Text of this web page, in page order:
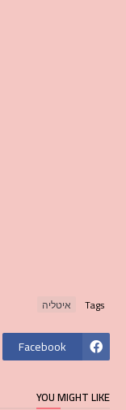
Tags איטליה
Facebook
YOU MIGHT LIKE